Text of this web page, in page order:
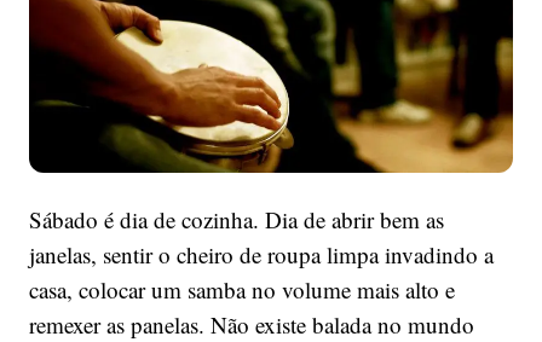
Sábado é dia de cozinha. Dia de abrir bem as
janelas, sentir o cheiro de roupa limpa invadindo a
casa, colocar um samba no volume mais alto e
remexer as panelas. Não existe balada no mundo